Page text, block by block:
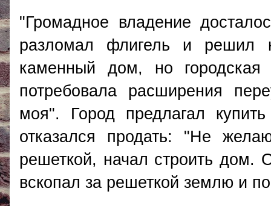
"Громадное владение
разломал флигель и решил
каменный дом, но
потребовала расширения
моя". Город предлагал
отказался продать: "Не
решеткой, начал строить дом.
вскопал за решеткой землю и